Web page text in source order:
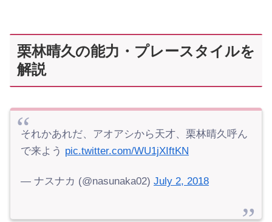
栗林晴久の能力・プレースタイルを
解説
それかあれだ、アオアシから天才、栗林晴久呼ん
で来よう pic.twitter.com/WU1jXIftKN
— ナスナカ (@nasunaka02) July 2, 2018